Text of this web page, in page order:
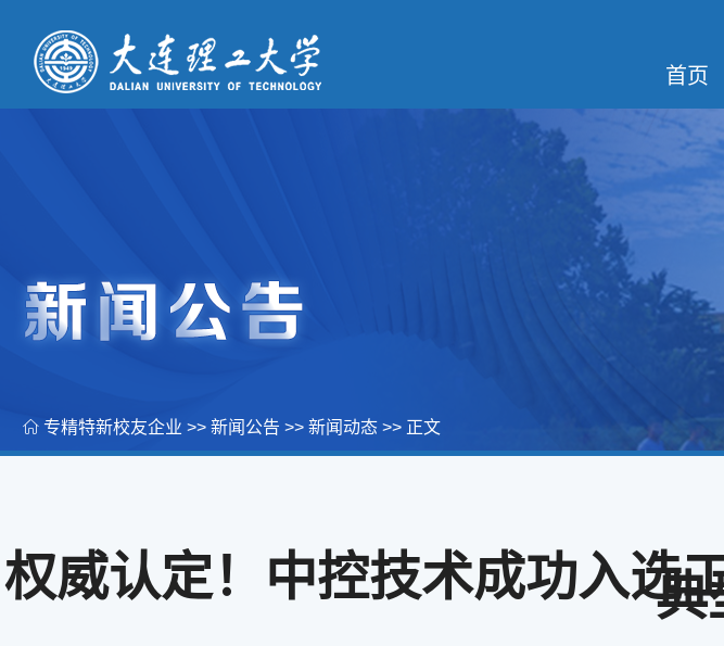
首页
专精特新校友企业 >> 新闻公告 >> 新闻动态 >> 正文
权威认定！中控技术成功入选典